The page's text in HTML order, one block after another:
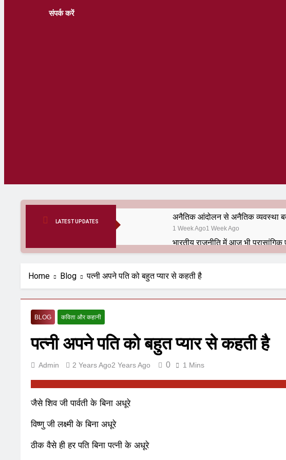
संपर्क करें
LATEST UPDATES अनैतिक आंदोलन से अनैतिक व्यवस्था
1 Week Ago1 Week Ago
6 Months Ago6 Months Ago
10 Months Ago
पाकिस्तान और PoK में 9 आतंकी
श्री चौरासिया ब्राह्मण समाज समन्वय
1 Year Ago1 Year Ago
Home Blog पत्नी अपने पति को बहुत प्यार से कहती है
BLOG कविता और कहानी
पत्नी अपने पति को बहुत प्यार से कहती है
Admin 2 Years Ago2 Years Ago 0 1 Mins
जैसे शिव जी पार्वती के बिना अधूरे
विष्णु जी लक्ष्मी के बिना अधूरे
ठीक वैसे ही हर पति बिना पत्नी के अधूरे